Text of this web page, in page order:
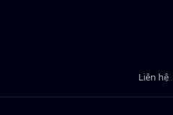
Liên hệ